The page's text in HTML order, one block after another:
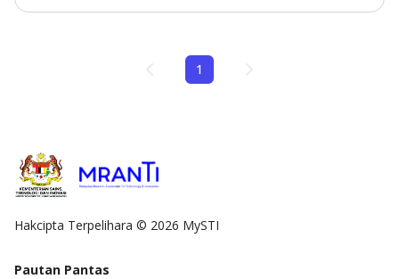
1
Hakcipta Terpelihara © 2026 MySTI
Pautan Pantas